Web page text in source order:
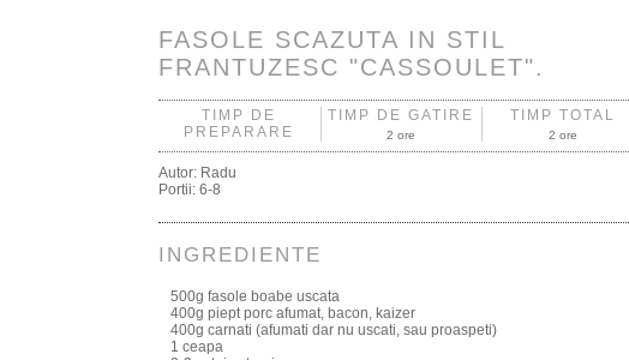
FASOLE SCAZUTA IN STIL
FRANTUZESC "CASSOULET".
TIMP DE
PREPARARE
TIMP DE GATIRE
2 ore
TIMP TOTAL
2 ore
Autor: Radu
Portii: 6-8
INGREDIENTE
500g fasole boabe uscata
400g piept porc afumat, bacon, kaizer
400g carnati (afumati dar nu uscati, sau proaspeti)
1 ceapa